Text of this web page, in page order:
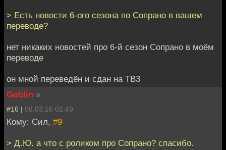
> Есть новости 6-ого сезона по Сопрано в вашем
переводе?
нет никаких новостей про 6-й сезон Сопрано в моём
переводе
он мной переведён и сдан на ТВ3
Goblin »
#16 | 08.03.16 01:49
Кому: Сил, #9
> Д.Ю. а что с роликом про Сопрано? спасибо.